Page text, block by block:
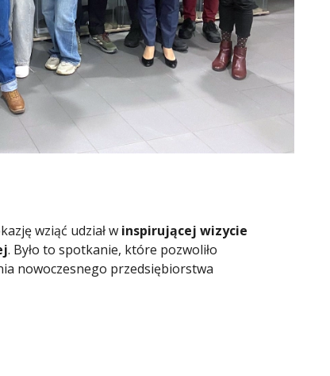
wziąć udział w inspirującej wizycie
. Było to spotkanie, które pozwoliło
nowoczesnego przedsiębiorstwa